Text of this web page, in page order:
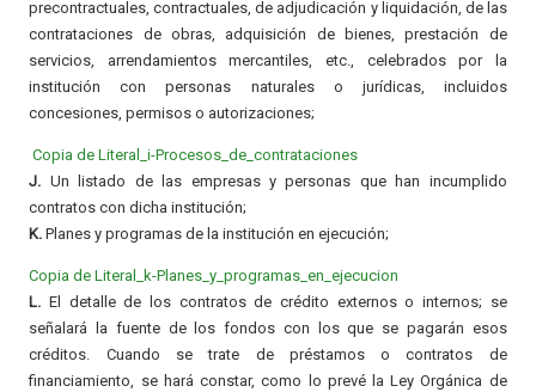
precontractuales, contractuales, de adjudicación y liquidación, de las
contrataciones de obras, adquisición de bienes, prestación de
servicios, arrendamientos mercantiles, etc., celebrados por la
institución con personas naturales o jurídicas, incluidos
concesiones, permisos o autorizaciones;
Copia de Literal_i-Procesos_de_contrataciones
J. Un listado de las empresas y personas que han incumplido
contratos con dicha institución;
K. Planes y programas de la institución en ejecución;
Copia de Literal_k-Planes_y_programas_en_ejecucion
L. El detalle de los contratos de crédito externos o internos; se
señalará la fuente de los fondos con los que se pagarán esos
créditos. Cuando se trate de préstamos o contratos de
financiamiento, se hará constar, como lo prevé la Ley Orgánica de